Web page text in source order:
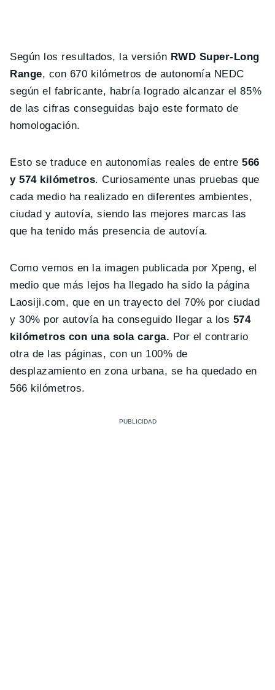
Según los resultados, la versión RWD Super-Long
Range, con 670 kilómetros de autonomía NEDC
según el fabricante, habría logrado alcanzar el 85%
de las cifras conseguidas bajo este formato de
homologación.
Esto se traduce en autonomías reales de entre566
y 574 kilómetros. Curiosamente unas pruebas que
cada medio ha realizado en diferentes ambientes,
ciudad y autovía, siendo las mejores marcas las
que ha tenido más presencia de autovía.
Como vemos en la imagen publicada por Xpeng, el
medio que más lejos ha llegado ha sido la página
Laosiji.com, que en un trayecto del 70% por ciudad
y 30% por autovía ha conseguido llegar a los 574
kilómetros con una sola carga. Por el contrario
otra de las páginas, con un 100% de
desplazamiento en zona urbana, se ha quedado en
566 kilómetros.